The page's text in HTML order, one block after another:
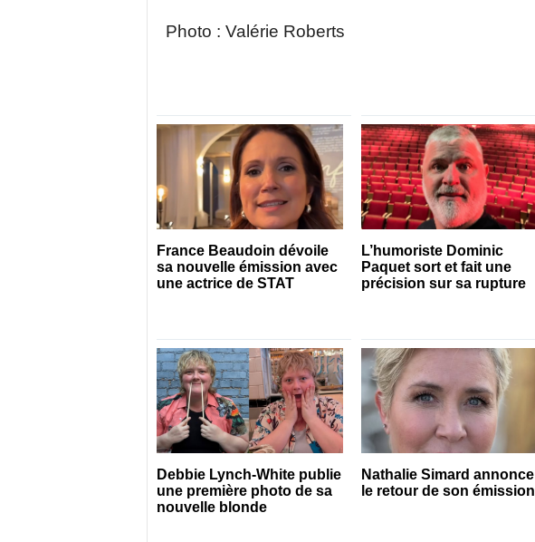
Photo : Valérie Roberts
France Beaudoin dévoile
sa nouvelle émission avec
une actrice de STAT
L’humoriste Dominic
Paquet sort et fait une
précision sur sa rupture
Debbie Lynch-White publie
une première photo de sa
nouvelle blonde
Nathalie Simard annonce
le retour de son émission